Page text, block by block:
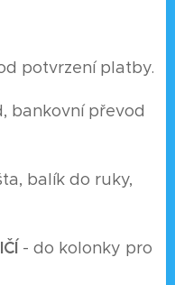
potvrzení platby.
bankovní převod
balík do ruky,
- do kolonky pro